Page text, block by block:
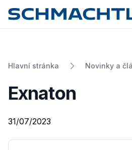
Hlavní stránka Novinky a
Exnaton
31/07/2023